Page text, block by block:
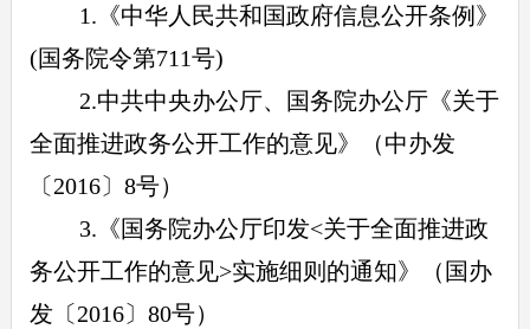
1.《中华人民共和国政府信息公开条例》
(国务院令第711号)
2.中共中央办公厅、国务院办公厅《关于
全面推进政务公开工作的意见》（中办发
〔2016〕8号）
3.《国务院办公厅印发<关于全面推进政
务公开工作的意见>实施细则的通知》（国办
发〔2016〕80号）